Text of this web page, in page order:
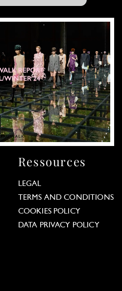
Ressources
LEGAL
TERMS AND CONDITIONS
COOKIES POLICY
DATA PRIVACY POLICY